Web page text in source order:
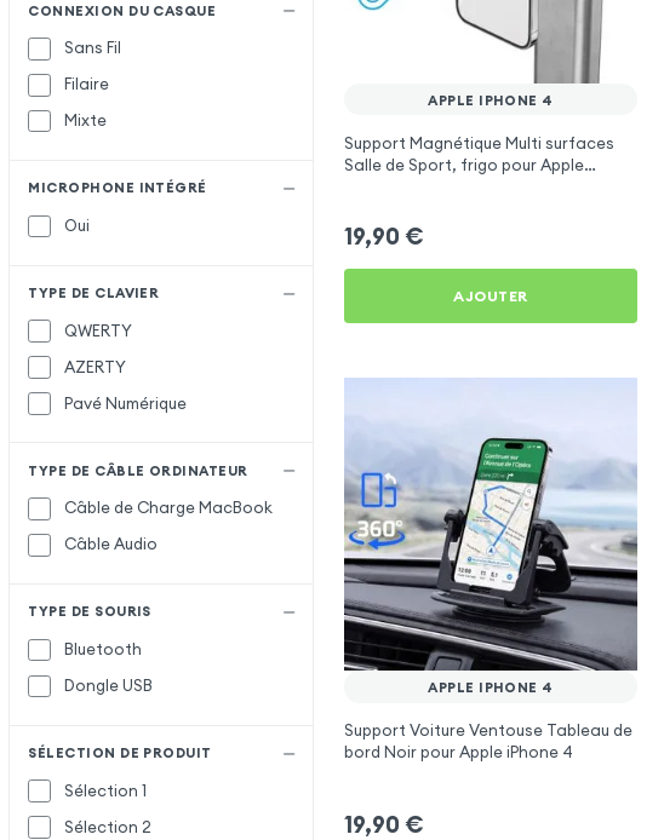
CONNEXION DU CASQUE
Sans Fil
Filaire
Mixte
MICROPHONE INTÉGRÉ
Oui
TYPE DE CLAVIER
QWERTY
AZERTY
Pavé Numérique
TYPE DE CÂBLE ORDINATEUR
Câble de Charge MacBook
Câble Audio
TYPE DE SOURIS
Bluetooth
Dongle USB
SÉLECTION DE PRODUIT
Sélection 1
Sélection 2
APPLE IPHONE 4
Support Magnétique Multi surfaces
Salle de Sport, frigo pour Apple
19,90 €
AJOUTER
APPLE IPHONE 4
Support Voiture Ventouse Tableau de
bord Noir pour Apple iPhone 4
19,90 €